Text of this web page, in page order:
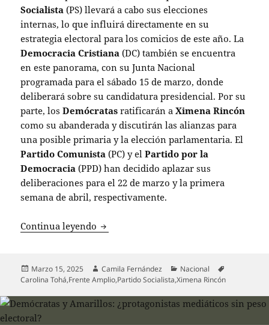
Socialista (PS) llevará a cabo sus elecciones
internas, lo que influirá directamente en su
estrategia electoral para los comicios de este año. La
Democracia Cristiana (DC) también se encuentra
en este panorama, con su Junta Nacional
programada para el sábado 15 de marzo, donde
deliberará sobre su candidatura presidencial. Por su
parte, losDemócratas ratificarán aXimena Rincón
como su abanderada y discutirán las alianzas para
una posible primaria y la elección parlamentaria. El
Partido Comunista (PC) y elPartido por la
Democracia (PPD) han decidido aplazar sus
deliberaciones para el 22 de marzo y la primera
semana de abril, respectivamente.
Continua leyendo Definiciones clave en el oficialismo:
Publicado
el
Marzo 15, 2025 Autor
Camila Fernández Categorías
Nacional
Carolina Tohá,Frente Amplio,Partido Socialista,Ximena Rincón